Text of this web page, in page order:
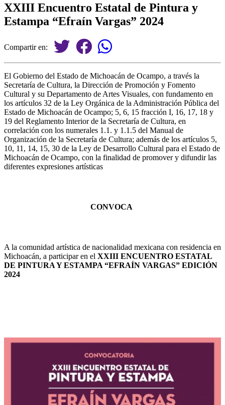
XXIII Encuentro Estatal de Pintura y
Estampa “Efraín Vargas” 2024
Compartir en:
El Gobierno del Estado de Michoacán de Ocampo, a través la
Secretaría de Cultura, la Dirección de Promoción y Fomento
Cultural y su Departamento de Artes Visuales, con fundamento en
los artículos 32 de la Ley Orgánica de la Administración Pública del
Estado de Michoacán de Ocampo; 5, 6, 15 fracción I, 16, 17, 18 y
19 del Reglamento Interior de la Secretaría de Cultura, en
correlación con los numerales 1.1. y 1.1.5 del Manual de
Organización de la Secretaría de Cultura; además de los artículos 5,
10, 11, 14, 15, 30 de la Ley de Desarrollo Cultural para el Estado de
Michoacán de Ocampo, con la finalidad de promover y difundir las
diferentes expresiones artísticas
CONVOCA
A la comunidad artística de nacionalidad mexicana con residencia en
Michoacán, a participar en el XXIII ENCUENTRO ESTATAL
DE PINTURA Y ESTAMPA “EFRAÍN VARGAS” EDICIÓN
2024